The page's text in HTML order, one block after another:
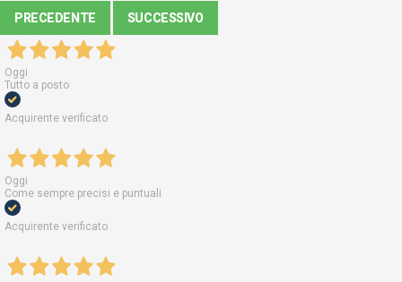
PRECEDENTE SUCCESSIVO
Oggi
Tutto a posto
Acquirente verificato
Oggi
Come sempre precisi e puntuali
Acquirente verificato